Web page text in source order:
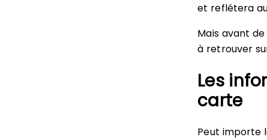
et reflétera
Mais avant
à retrouver
Les
carte
Peut importe